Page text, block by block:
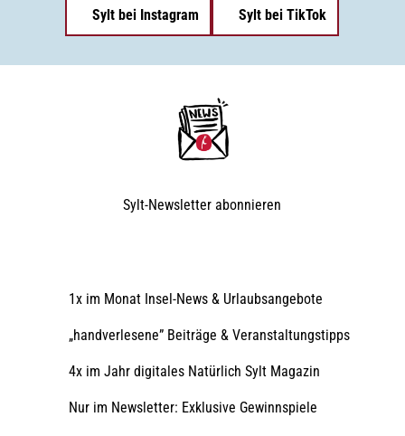
Sylt bei Instagram Sylt bei TikTok
Sylt-Newsletter abonnieren
1x im Monat Insel-News & Urlaubsangebote
„handverlesene” Beiträge & Veranstaltungstipps
4x im Jahr digitales Natürlich Sylt Magazin
Nur im Newsletter: Exklusive Gewinnspiele